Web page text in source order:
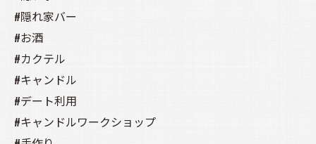
#隠れ家バー
#お酒
#カクテル
#キャンドル
#デート利用
#キャンドルワークショップ